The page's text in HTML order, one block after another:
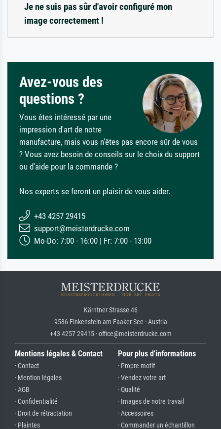
Je ne suis pas sûr d'avoir configuré mon
image correctement !
Avez-vous des
questions ?
Vous êtes intéressé par une
impression d'art de notre
manufacture, mais vous n'êtes pas encore sûr de vous
? Vous avez besoin de conseils sur le choix du support
ou d'aide pour la commande ?
Nos experts se feront un plaisir de vous aider.
+43 4257 29415
support@meisterdrucke.com
Mo-Do: 7:00 - 16:00 | Fr: 7:00 - 13:00
Kärntner Strasse 46
9586 Finkenstein am Faaker See · Austria
+43 4257 29415 · office@meisterdrucke.com
Mentions légales & Contact
· Contact
· Mention légales
· AGB
· Confidentialité
· Droit de rétractation
· Plaintes
Pour plus d'informations
· Propre motif
· Vendez votre art
· Qualité
· Images de notre travail
· Accessoires
· Commander un échantillon